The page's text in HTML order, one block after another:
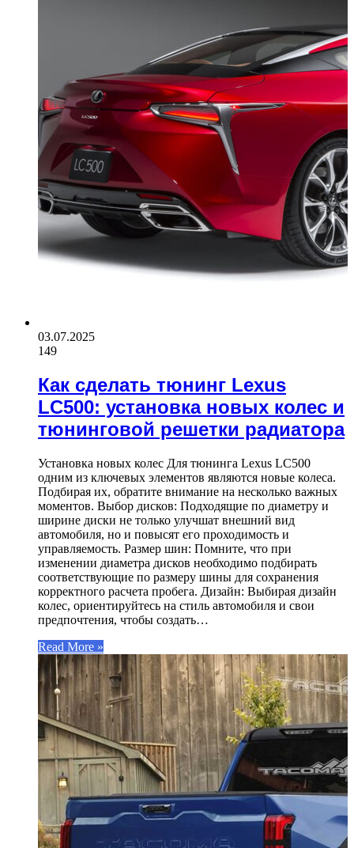
03.07.2025
149
Как сделать тюнинг Lexus
LC500: установка новых колес и
тюнинговой решетки радиатора
Установка новых колес Для тюнинга Lexus LC500
одним из ключевых элементов являются новые колеса.
Подбирая их, обратите внимание на несколько важных
моментов. Выбор дисков: Подходящие по диаметру и
ширине диски не только улучшат внешний вид
автомобиля, но и повысят его проходимость и
управляемость. Размер шин: Помните, что при
изменении диаметра дисков необходимо подбирать
соответствующие по размеру шины для сохранения
корректного расчета пробега. Дизайн: Выбирая дизайн
колес, ориентируйтесь на стиль автомобиля и свои
предпочтения, чтобы создать…
Read More »